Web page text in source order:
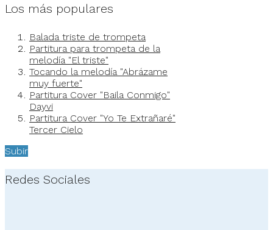
Los más populares
Balada triste de trompeta
Partitura para trompeta de la
melodía "El triste"
Tocando la melodía "Abrázame
muy fuerte"
Partitura Cover "Baila Conmigo"
Dayvi
Partitura Cover "Yo Te Extrañaré"
Tercer Cielo
Subir
Redes Sociales